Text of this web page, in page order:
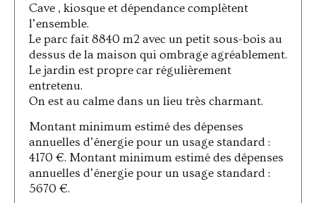
Cave , kiosque et dépendance complètent
l’ensemble.
Le parc fait 8840 m2 avec un petit sous-bois au
dessus de la maison qui ombrage agréablement.
Le jardin est propre car régulièrement
entretenu.
On est au calme dans un lieu très charmant.
Montant minimum estimé des dépenses
annuelles d’énergie pour un usage standard :
4170 €. Montant minimum estimé des dépenses
annuelles d’énergie pour un usage standard :
5670 €.